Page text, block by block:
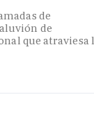
de
de
que atraviesa